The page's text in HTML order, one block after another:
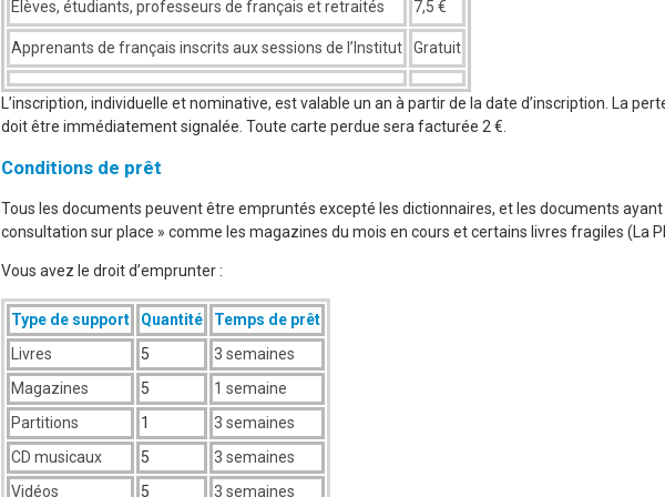
Élèves, étudiants, professeurs de français et retraités 7,5 €
Apprenants de français inscrits aux sessions de l’Institut Gratuit
L’inscription, individuelle et nominative, est valable un an à partir de la date d’inscription. La
doit être immédiatement signalée. Toute carte perdue sera facturée 2 €.
Conditions de prêt
Tous les documents peuvent être empruntés excepté les dictionnaires, et les documents
consultation sur place » comme les magazines du mois en cours et certains livres fragiles (La
Vous avez le droit d’emprunter :
Type de support Quantité
Temps de prêt
Livres
5
3 semaines
Magazines
5
1 semaine
Partitions
1
3 semaines
CD musicaux
5
3 semaines
Vidéos
5 3 semaines